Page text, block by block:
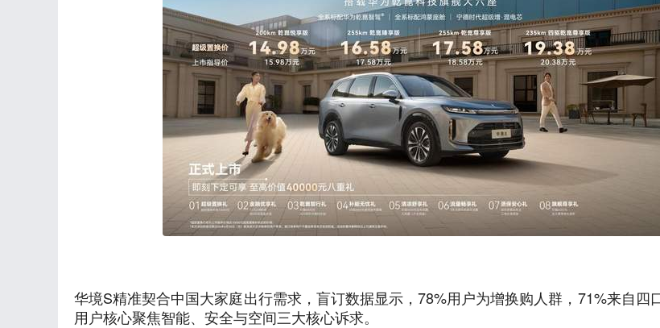
华境S精准契合中国大家庭出行需求，盲订数据显示，78%用户为增换购人群，71%来自四
用户核心聚焦智能、安全与空间三大核心诉求。